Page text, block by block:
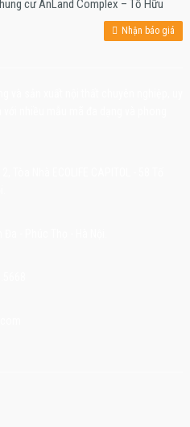
cư AnLand Complex – Tố Hữu
Nhận báo giá
- Phúc Thọ - Hà Nội.